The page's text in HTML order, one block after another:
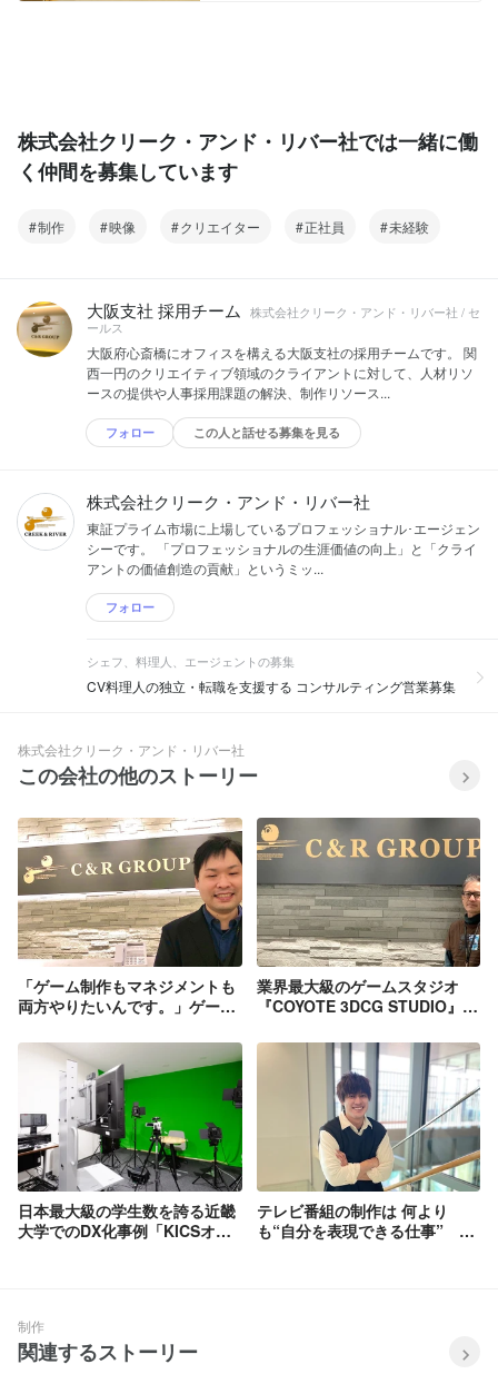
株式会社クリーク・アンド・リバー社では一緒に働
く仲間を募集しています
制作 映像 クリエイター 正社員 未経験
大阪支社 採用チーム
株式会社クリーク・アンド・リバー社 / セ
ールス
大阪府心斎橋にオフィスを構える大阪支社の採用チームです。 関
西一円のクリエイティブ領域のクライアントに対して、人材リソ
ースの提供や人事採用課題の解決、制作リソース...
フォロー この人と話せる募集を見る
株式会社クリーク・アンド・リバー社
東証プライム市場に上場しているプロフェッショナル･エージェン
シーです。 「プロフェッショナルの生涯価値の向上」と「クライ
アントの価値創造の貢献」というミッ...
フォロー
シェフ、料理人、エージェントの募集
CV料理人の独立・転職を支援する コンサルティング営業募集
株式会社クリーク・アンド・リバー社
この会社の他のストーリー
「ゲーム制作もマネジメントも
両方やりたいんです。」ゲーム
構築するスタジオとは？
業界最大級のゲームスタジオ
『COYOTE 3DCG STUDIO』の
スタジオの”これまで”と”これ
日本最大級の学生数を誇る近畿
大学でのDX化事例「KICSオン
テレビ番組の制作は 何より
も“自分を表現できる仕事” リ
制作
関連するストーリー